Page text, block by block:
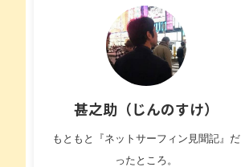
甚之助（じんのすけ）
もともと『ネットサーフィン見聞記』だ
ったところ。